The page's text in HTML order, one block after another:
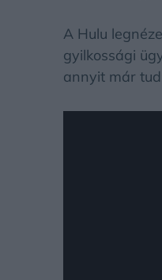
A Hulu
gyilkossági
annyit már